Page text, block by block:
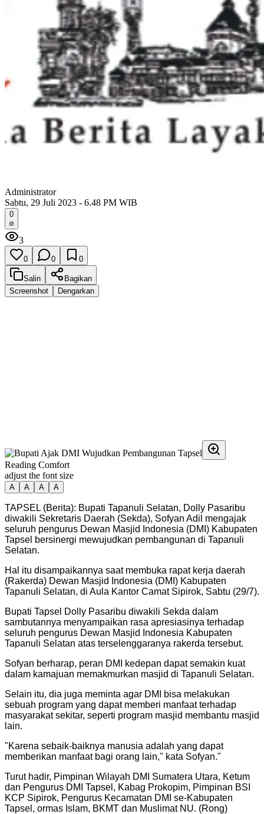
Administrator
Sabtu, 29 Juli 2023 - 6.48 PM WIB
0
3
0 0 0
Salin
Bagikan
Screenshot
Dengarkan
Reading Comfort
adjust the font size
A A A A
TAPSEL (Berita): Bupati Tapanuli Selatan, Dolly Pasaribu
diwakili Sekretaris Daerah (Sekda), Sofyan Adil mengajak
seluruh pengurus Dewan Masjid Indonesia (DMI) Kabupaten
Tapsel bersinergi mewujudkan pembangunan di Tapanuli
Selatan.
Hal itu disampaikannya saat membuka rapat kerja daerah
(Rakerda) Dewan Masjid Indonesia (DMI) Kabupaten
Tapanuli Selatan, di Aula Kantor Camat Sipirok, Sabtu (29/7).
Bupati Tapsel Dolly Pasaribu diwakili Sekda dalam
sambutannya menyampaikan rasa apresiasinya terhadap
seluruh pengurus Dewan Masjid Indonesia Kabupaten
Tapanuli Selatan atas terselenggaranya rakerda tersebut.
Sofyan berharap, peran DMI kedepan dapat semakin kuat
dalam kamajuan memakmurkan masjid di Tapanuli Selatan.
Selain itu, dia juga meminta agar DMI bisa melakukan
sebuah program yang dapat memberi manfaat terhadap
masyarakat sekitar, seperti program masjid membantu masjid
lain.
"Karena sebaik-baiknya manusia adalah yang dapat
memberikan manfaat bagi orang lain," kata Sofyan."
Turut hadir, Pimpinan Wilayah DMI Sumatera Utara, Ketum
dan Pengurus DMI Tapsel, Kabag Prokopim, Pimpinan BSI
KCP Sipirok, Pengurus Kecamatan DMI se-Kabupaten
Tapsel, ormas Islam, BKMT dan Muslimat NU. (Rong)